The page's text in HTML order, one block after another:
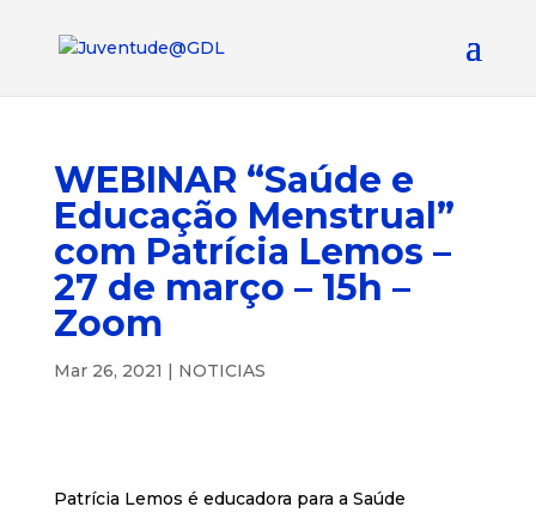
WEBINAR “Saúde e
Educação Menstrual”
com Patrícia Lemos –
27 de março – 15h –
Zoom
Mar 26, 2021 | NOTICIAS
Patrícia Lemos é educadora para a Saúde